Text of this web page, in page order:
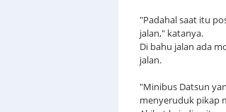
"Padahal saat itu
jalan," katanya.
Di bahu jalan ada
jalan.
"Minibus Datsun
menyeruduk pikap